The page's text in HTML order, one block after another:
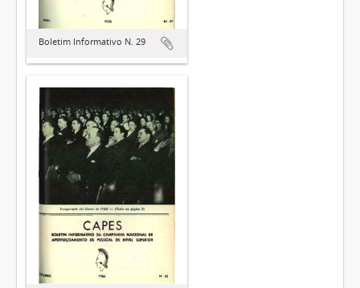
Boletim Informativo N. 29